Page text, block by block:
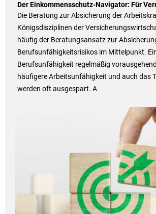
Der Einkommensschutz-Navigator: Für
Die Beratung zur Absicherung der
Königsdisziplinen der
häufig der Beratungsansatz zur
Berufsunfähigkeitsrisikos im Mittelpunkt.
Berufsunfähigkeit regelmäßig
häufigere Arbeitsunfähigkeit und auch das
werden oft ausgespart. A